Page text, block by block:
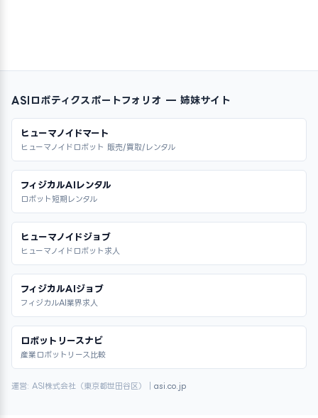
ASIロボティクスポートフォリオ — 姉妹サイト
ヒューマノイドマート
ヒューマノイドロボット 販売/買取/レンタル
フィジカルAIレンタル
ロボット短期レンタル
ヒューマノイドジョブ
ヒューマノイドロボット求人
フィジカルAIジョブ
フィジカルAI業界求人
ロボットリースナビ
産業ロボットリース比較
運営: ASI株式会社（東京都世田谷区）｜ asi.co.jp